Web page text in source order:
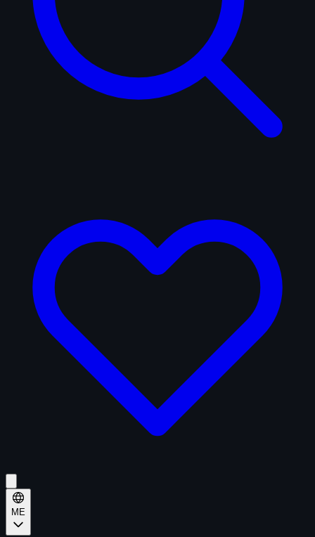
ME